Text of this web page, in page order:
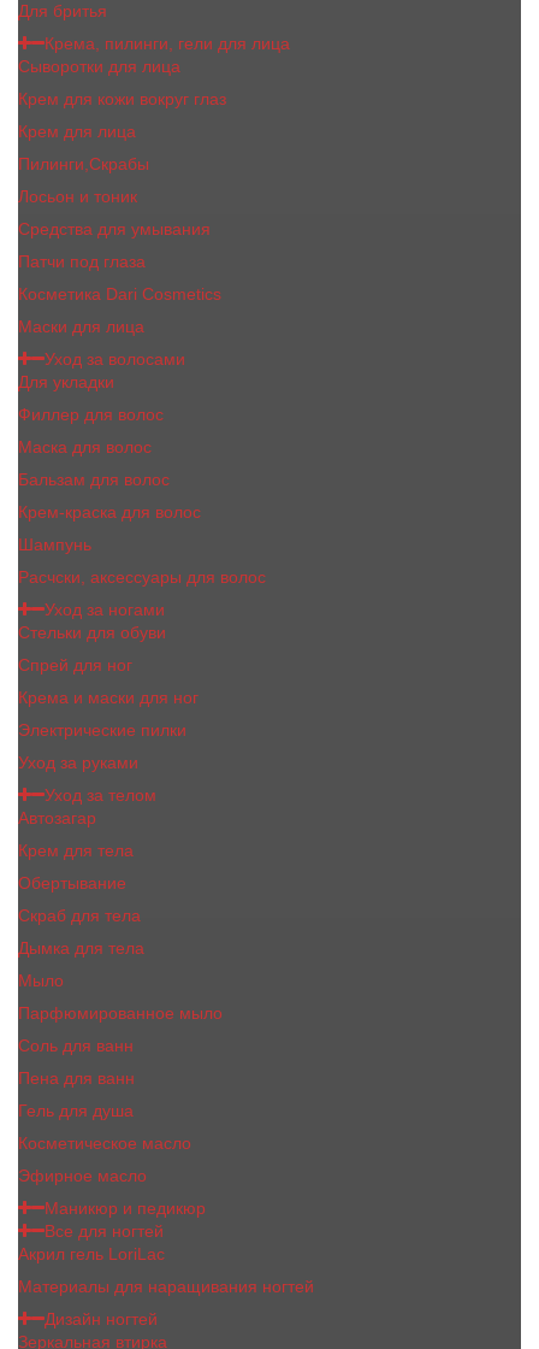
Для бритья
Крема, пилинги, гели для лица
Сыворотки для лица
Крем для кожи вокруг глаз
Крем для лица
Пилинги,Скрабы
Лосьон и тоник
Средства для умывания
Патчи под глаза
Косметика Dari Cosmetics
Маски для лица
Уход за волосами
Для укладки
Филлер для волос
Маска для волос
Бальзам для волос
Крем-краска для волос
Шампунь
Расчски, аксессуары для волос
Уход за ногами
Стельки для обуви
Спрей для ног
Крема и маски для ног
Электрические пилки
Уход за руками
Уход за телом
Автозагар
Крем для тела
Обертывание
Скраб для тела
Дымка для тела
Мыло
Парфюмированное мыло
Соль для ванн
Пена для ванн
Гель для душа
Косметическое масло
Эфирное масло
Маникюр и педикюр
Все для ногтей
Акрил гель LoriLac
Материалы для наращивания ногтей
Дизайн ногтей
Зеркальная втирка